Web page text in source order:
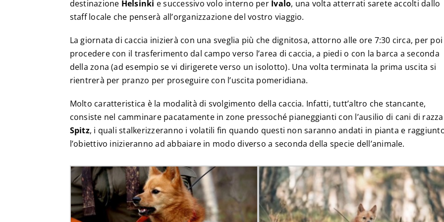
destinazione Helsinki e successivo volo interno per Ivalo, una volta atterrati sarete accolti dallo
staff locale che penserà all’organizzazione del vostro viaggio.
La giornata di caccia inizierà con una sveglia più che dignitosa, attorno alle ore 7:30 circa, per poi
procedere con il trasferimento dal campo verso l’area di caccia, a piedi o con la barca a seconda
della zona (ad esempio se vi dirigerete verso un isolotto). Una volta terminata la prima uscita si
rientrerà per pranzo per proseguire con l’uscita pomeridiana.
Molto caratteristica è la modalità di svolgimento della caccia. Infatti, tutt’altro che stancante,
consiste nel camminare pacatamente in zone pressoché pianeggianti con l’ausilio di cani di razza
Spitz, i quali stalkerizzeranno i volatili fin quando questi non saranno andati in pianta e
l’obiettivo inizieranno ad abbaiare in modo diverso a seconda della specie dell’animale.